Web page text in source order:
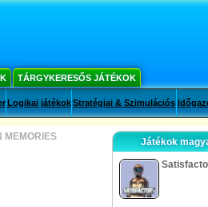
TÁRGYKERESŐS JÁTÉKOK
Logikai játékok Stratégiai & Szimulációs
MEMORIES
Játékok